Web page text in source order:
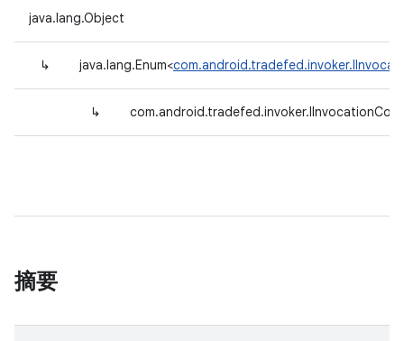
java.lang.Object
↳ java.lang.Enum<
↳
摘要